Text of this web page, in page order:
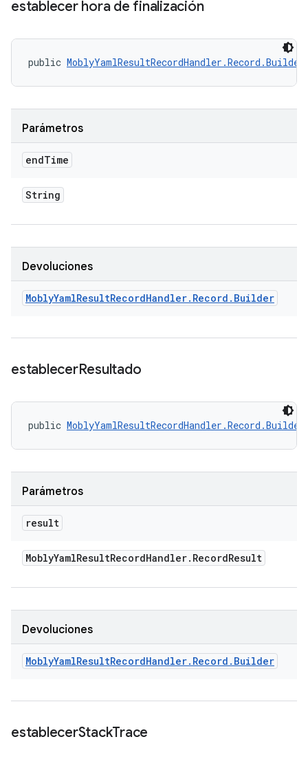
establecer hora de finalización
public MoblyYamlResultRecordHandler.Record.Builder
Parámetros
endTime
String
Devoluciones
MoblyYamlResultRecordHandler. Record . Builder
establecerResultado
public MoblyYamlResultRecordHandler.Record.Builder
Parámetros
result
MoblyYamlResultRecordHandler. RecordResult
Devoluciones
MoblyYamlResultRecordHandler. Record . Builder
establecerStackTrace